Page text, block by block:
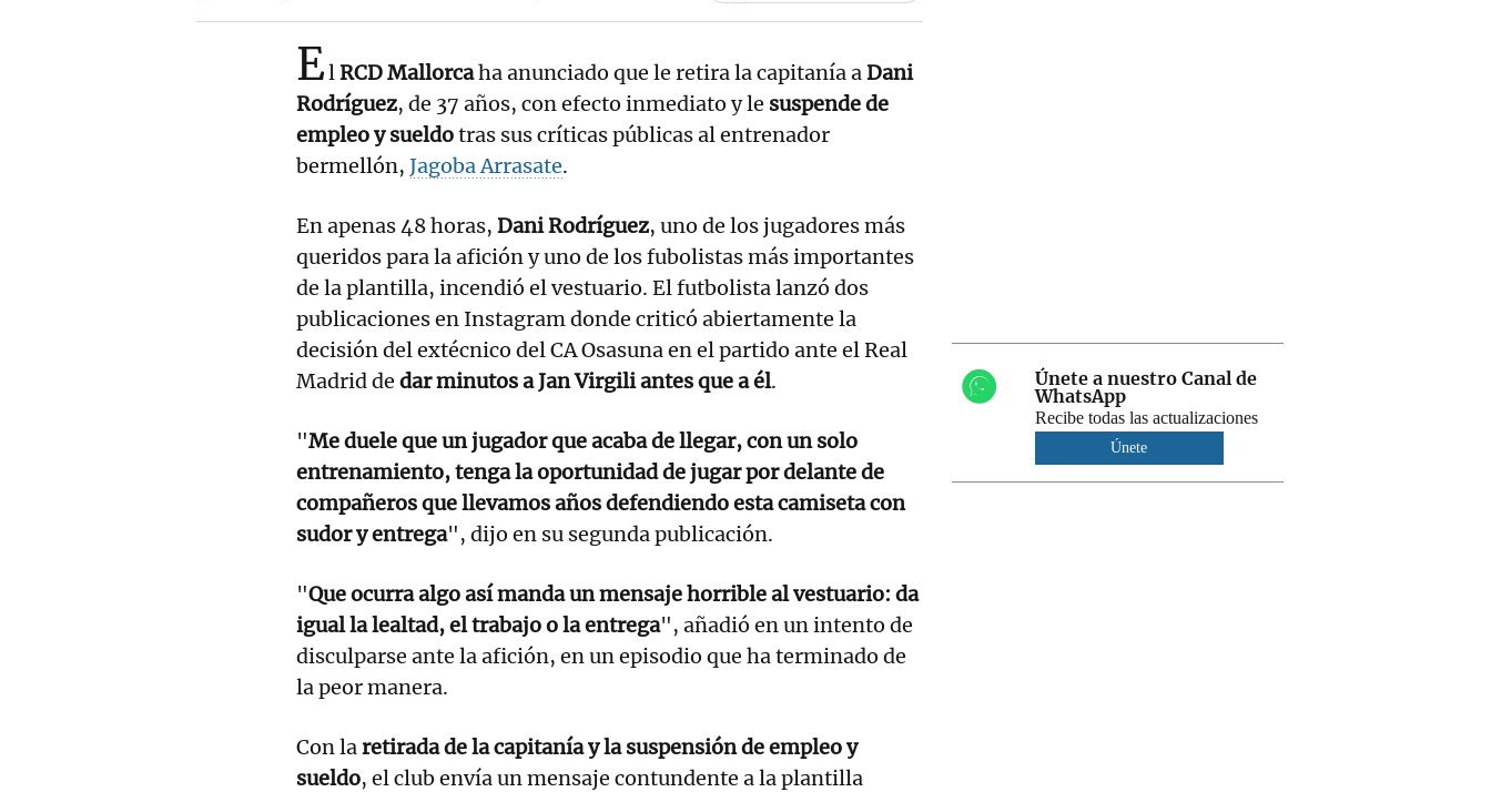
ElRCD Mallorcaha anunciado que le retira la capitanía aDani
Rodríguez, de 37 años, con efecto inmediato y le suspende de
empleo y sueldotras sus críticas públicas al entrenador
bermellón, Jagoba Arrasate.
En apenas 48 horas, Dani Rodríguez, uno de los jugadores más
queridos para la afición y uno de los fubolistas más importantes
de la plantilla, incendió el vestuario. El futbolista lanzó dos
publicaciones en Instagram donde criticó abiertamente la
decisión del extécnico del CA Osasuna en el partido ante el Real
Madrid de dar minutos a Jan Virgili antes que a él.
"Me duele que un jugador que acaba de llegar, con un solo
entrenamiento, tenga la oportunidad de jugar por delante de
compañeros que llevamos años defendiendo esta camiseta con
sudor y entrega", dijo en su segunda publicación.
"Que ocurra algo así manda un mensaje horrible al vestuario: da
igual la lealtad, el trabajo o la entrega", añadió en un intento de
disculparse ante la afición, en un episodio que ha terminado de
la peor manera.
Con laretirada de la capitanía y la suspensión de empleo y
sueldo, el club envía un mensaje contundente a la plantilla
Únete a nuestro Canal de
WhatsApp
Recibe todas las actualizaciones
Únete